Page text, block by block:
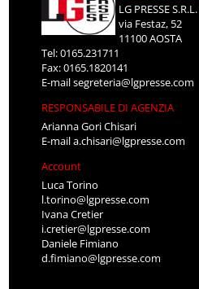
LG PRESSE S.R.L.
via Festaz, 52
11100 AOSTA
Tel: 0165.231711
Fax: 0165.1820141
E-mailsegreteria@lgpresse.com
RESPONSABILE DI AGENZIA
Arianna Gori Chisari
E-maila.chisari@lgpresse.com
Account
Luca Torino
l.torino@lgpresse.com
Ivana Cretier
i.cretier@lgpresse.com
Daniele Fimiano
d.fimiano@lgpresse.com